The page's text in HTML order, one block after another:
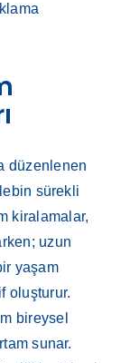
düzenlenen
sürekli
kiralamalar,
uzun
yaşam
oluşturur.
bireysel
sunar.